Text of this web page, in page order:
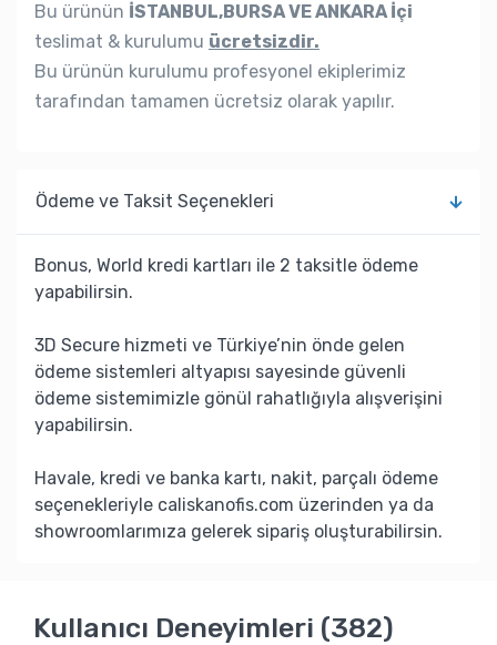
Bu ürünün İSTANBUL,BURSA VE ANKARA İçi
teslimat & kurulumu ücretsizdir.
Bu ürünün kurulumu profesyonel ekiplerimiz
tarafından tamamen ücretsiz olarak yapılır.
Ödeme ve Taksit Seçenekleri
Bonus, World kredi kartları ile 2 taksitle ödeme
yapabilirsin.
3D Secure hizmeti ve Türkiye’nin önde gelen
ödeme sistemleri altyapısı sayesinde güvenli
ödeme sistemimizle gönül rahatlığıyla alışverişini
yapabilirsin.
Havale, kredi ve banka kartı, nakit, parçalı ödeme
seçenekleriyle caliskanofis.com üzerinden ya da
showroomlarımıza gelerek sipariş oluşturabilirsin.
Kullanıcı Deneyimleri (382)